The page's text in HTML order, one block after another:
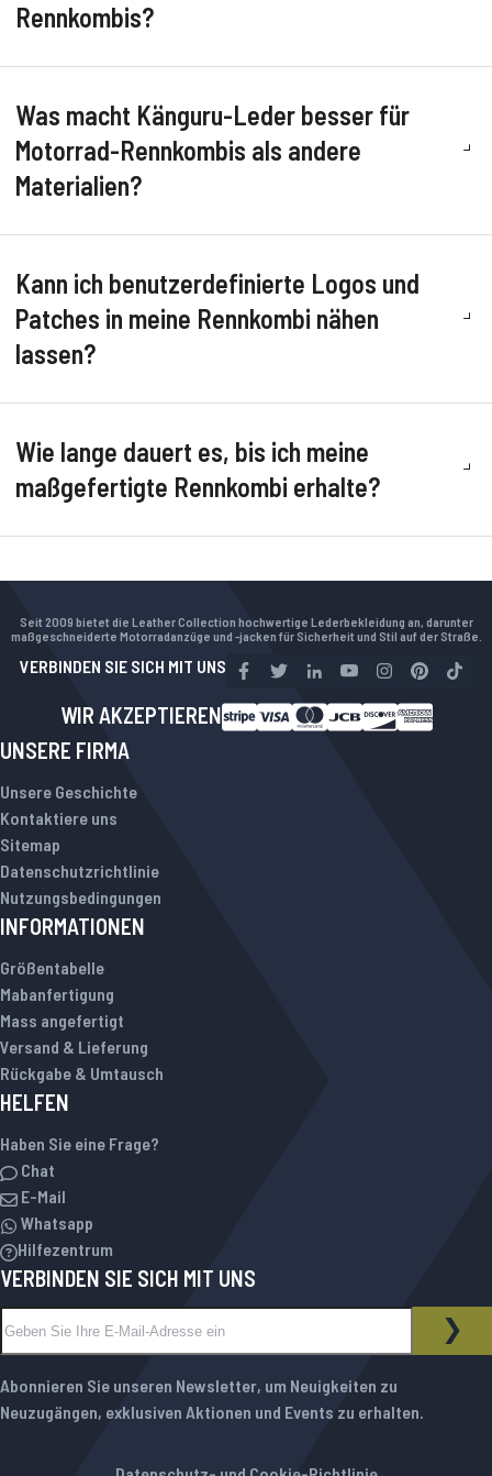
Rennkombis?
Was macht Känguru-Leder besser für
Motorrad-Rennkombis als andere
Materialien?
Kann ich benutzerdefinierte Logos und
Patches in meine Rennkombi nähen
lassen?
Wie lange dauert es, bis ich meine
maßgefertigte Rennkombi erhalte?
Seit 2009 bietet die Leather Collection hochwertige Lederbekleidung an, darunter
maßgeschneiderte Motorradanzüge und -jacken für Sicherheit und Stil auf der Straße.
VERBINDEN SIE SICH MIT UNS
WIR AKZEPTIEREN
UNSERE FIRMA
Unsere Geschichte
Kontaktiere uns
Sitemap
Datenschutzrichtlinie
Nutzungsbedingungen
INFORMATIONEN
Größentabelle
Mabanfertigung
Mass angefertigt
Versand & Lieferung
Rückgabe & Umtausch
HELFEN
Haben Sie eine Frage?
Chat
E-Mail
Whatsapp
Hilfezentrum
VERBINDEN SIE SICH MIT UNS
NEWSLETTER
Abonnieren Sie unseren Newsletter, um Neuigkeiten zu
Neuzugängen, exklusiven Aktionen und Events zu erhalten.